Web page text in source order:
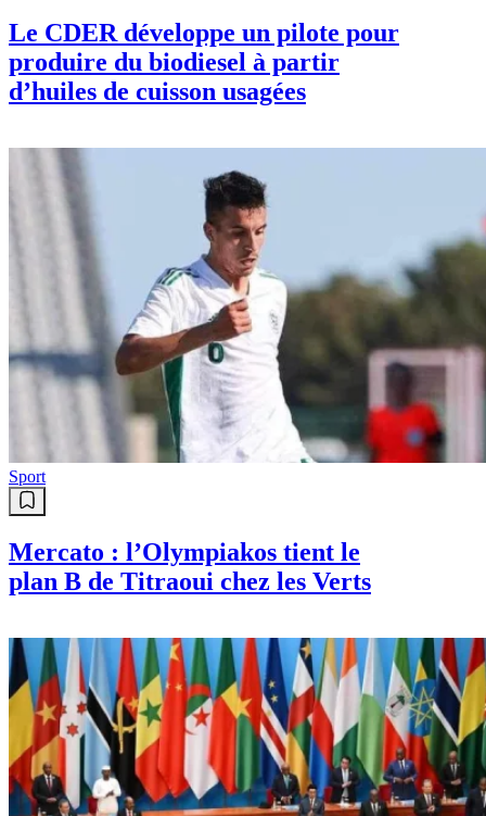
Le CDER développe un pilote pour
produire du biodiesel à partir
d’huiles de cuisson usagées
Sport
Mercato : l’Olympiakos tient le
plan B de Titraoui chez les Verts